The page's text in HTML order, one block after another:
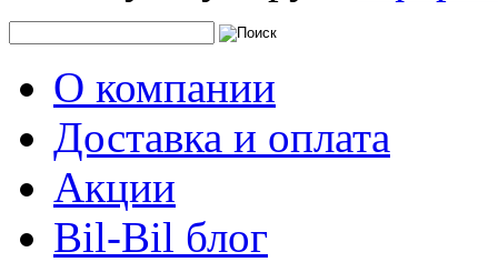
О компании
Доставка и оплата
Акции
Bil-Bil блог